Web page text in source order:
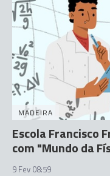
MADEIRA
Escola Francisco
com "Mundo da
9 Fev 08:59